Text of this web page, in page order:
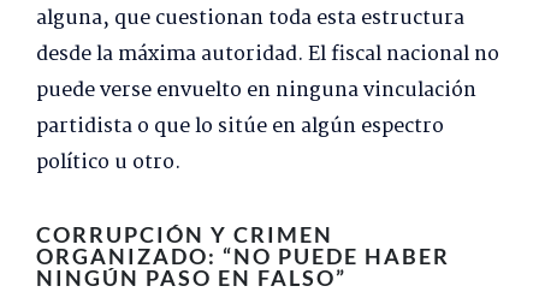
alguna, que cuestionan toda esta estructura
desde la máxima autoridad. El fiscal nacional no
puede verse envuelto en ninguna vinculación
partidista o que lo sitúe en algún espectro
político u otro.
CORRUPCIÓN Y CRIMEN
ORGANIZADO: “NO PUEDE HABER
NINGÚN PASO EN FALSO”